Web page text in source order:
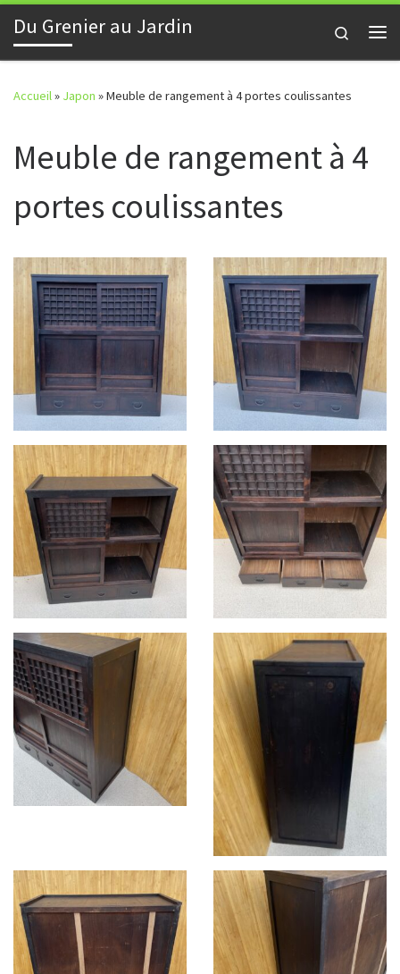
Skip to content
Du Grenier au Jardin
Search
Accueil» Japon »Meuble de rangement à 4 portes coulissantes
Meuble de rangement à 4
portes coulissantes